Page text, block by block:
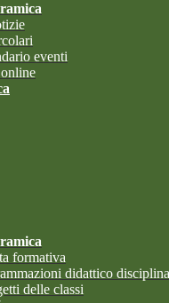
eventi
formativa
didattico
delle classi